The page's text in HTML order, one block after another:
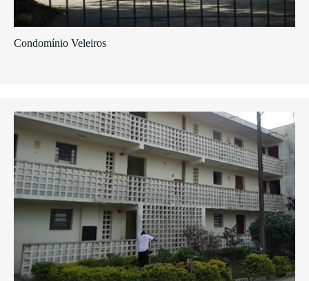
Condomínio Veleiros